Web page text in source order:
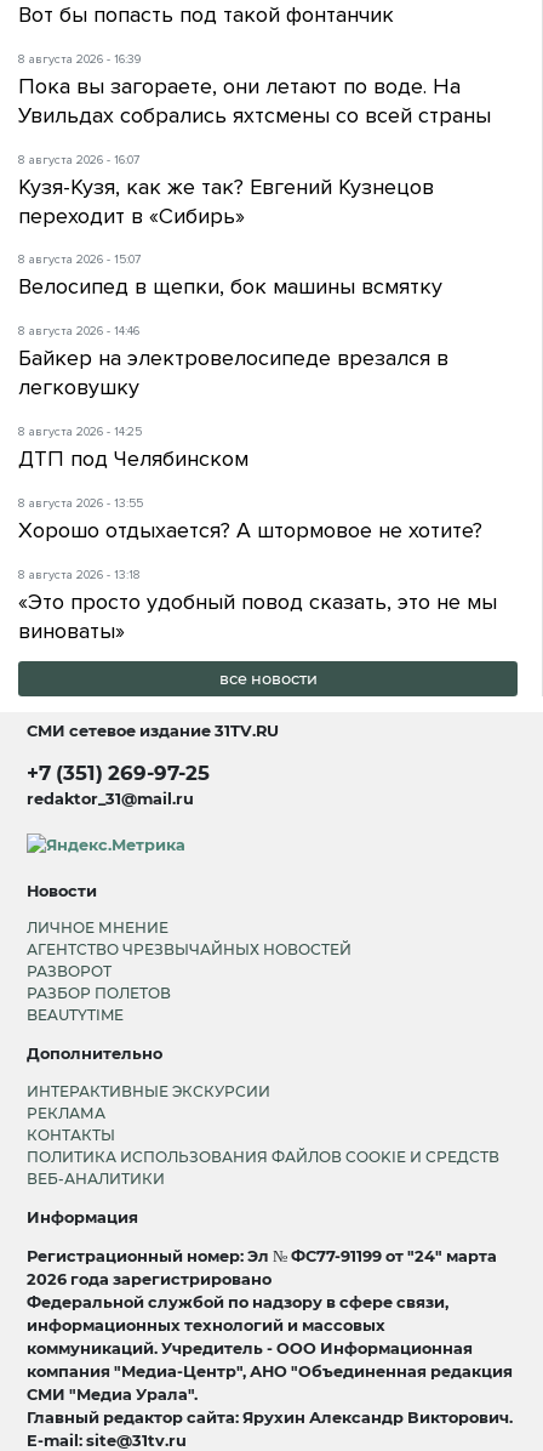
Вот бы попасть под такой фонтанчик
8 августа 2026 - 16:39
Пока вы загораете, они летают по воде. На
Увильдах собрались яхтсмены со всей страны
8 августа 2026 - 16:07
Кузя-Кузя, как же так? Евгений Кузнецов
переходит в «Сибирь»
8 августа 2026 - 15:07
Велосипед в щепки, бок машины всмятку
8 августа 2026 - 14:46
Байкер на электровелосипеде врезался в
легковушку
8 августа 2026 - 14:25
ДТП под Челябинском
8 августа 2026 - 13:55
Хорошо отдыхается? А штормовое не хотите?
8 августа 2026 - 13:18
«Это просто удобный повод сказать, это не мы
виноваты»
все новости
СМИ сетевое издание31TV.RU
+7 (351) 269-97-25
redaktor_31@mail.ru
Новости
ЛИЧНОЕ МНЕНИЕ
АГЕНТСТВО ЧРЕЗВЫЧАЙНЫХ НОВОСТЕЙ
РАЗВОРОТ
РАЗБОР ПОЛЕТОВ
BEAUTYTIME
Дополнительно
ИНТЕРАКТИВНЫЕ ЭКСКУРСИИ
РЕКЛАМА
КОНТАКТЫ
ПОЛИТИКА ИСПОЛЬЗОВАНИЯ ФАЙЛОВ COOKIE И СРЕДСТВ
ВЕБ-АНАЛИТИКИ
Информация
Регистрационный номер: Эл № ФС77-91199 от "24" марта
2026 года зарегистрировано
Федеральной службой по надзору в сфере связи,
информационных технологий и массовых
коммуникаций. Учредитель - ООО Информационная
компания "Медиа-Центр", АНО "Объединенная редакция
СМИ "Медиа Урала".
Главный редактор сайта: Ярухин Александр Викторович.
E-mail: site@31tv.ru